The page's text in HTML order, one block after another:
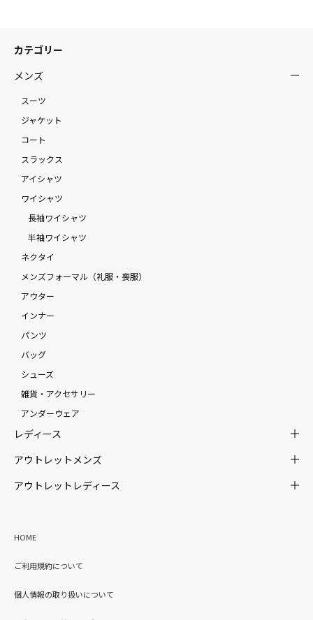
カテゴリー
メンズ
スーツ
ジャケット
コート
スラックス
アイシャツ
ワイシャツ
長袖ワイシャツ
半袖ワイシャツ
ネクタイ
メンズフォーマル（礼服・喪服）
アウター
インナー
パンツ
バッグ
シューズ
雑貨・アクセサリー
アンダーウェア
レディース
アウトレットメンズ
アウトレットレディース
HOME
ご利用規約について
個人情報の取り扱いについて